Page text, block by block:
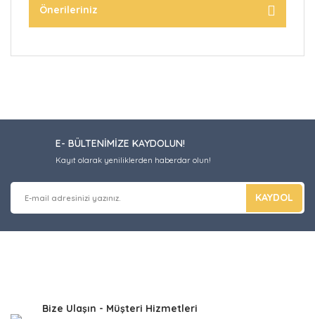
Önerileriniz
E- BÜLTENİMİZE KAYDOLUN!
Kayıt olarak yeniliklerden haberdar olun!
KAYDOL
Bize Ulaşın - Müşteri Hizmetleri